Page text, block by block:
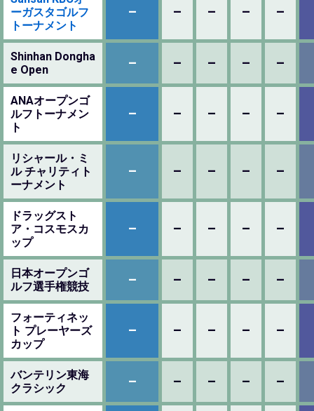
ーガスタゴルフ
トーナメント
– – – – –
Shinhan Dongha
e Open
– – – – –
ANAオープンゴ
ルフトーナメン
ト
– – – – –
リシャール・ミ
ル チャリティト
ーナメント
– – – – –
ドラッグスト
ア・コスモスカ
ップ
– – – – –
日本オープンゴ
ルフ選手権競技
– – – – –
フォーティネッ
ト プレーヤーズ
カップ
– – – – –
バンテリン東海
クラシック
– – – – –